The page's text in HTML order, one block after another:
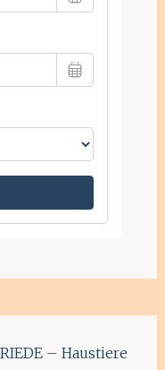
– Haustiere